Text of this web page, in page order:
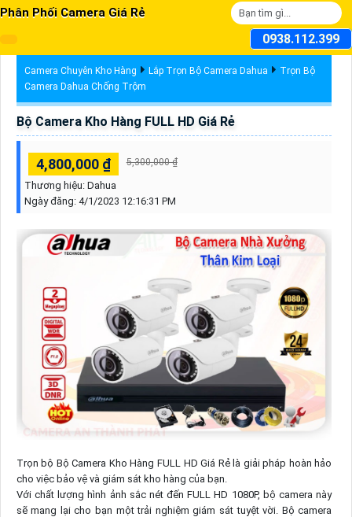
Phân Phối Camera Giá Rẻ
0938.112.399
Camera Chuyên Kho Hàng Lắp Trọn Bộ Camera Dahua
Trọn Bộ
Camera Dahua Chống Trộm
Bộ Camera Kho Hàng FULL HD Giá Rẻ
4,800,000 ₫ 5,300,000 ₫
Thương hiệu: Dahua
Ngày đăng: 4/1/2023 12:16:31 PM
Trọn bộ Bộ Camera Kho Hàng FULL HD Giá Rẻ là giải pháp hoàn hảo
cho việc bảo vệ và giám sát kho hàng của bạn.
Với chất lượng hình ảnh sắc nét đến FULL HD 1080P, bộ camera này
sẽ mang lại cho bạn một trải nghiệm giám sát tuyệt vời. Bộ camera